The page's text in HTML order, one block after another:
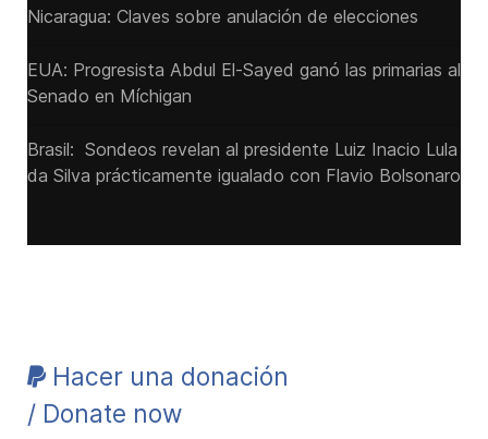
Nicaragua: Claves sobre anulación de elecciones
EUA: Progresista Abdul El-Sayed ganó las primarias al
Senado ‌en Míchigan
Brasil: Sondeos revelan al presidente Luiz Inacio Lula
da Silva prácticamente igualado con Flavio Bolsonaro
Hacer una donación
/ Donate now